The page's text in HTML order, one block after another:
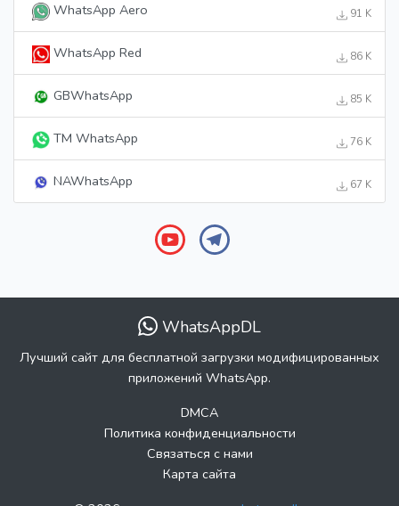
WhatsApp Aero 91 K
WhatsApp Red 86 K
GBWhatsApp 85 K
TM WhatsApp 76 K
NAWhatsApp 67 K
WhatsAppDL
Лучший сайт для бесплатной загрузки модифицированных
приложений WhatsApp.
DMCA
Политика конфиденциальности
Связаться с нами
Карта сайта